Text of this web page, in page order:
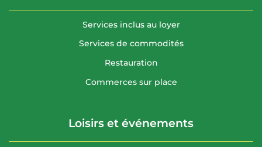
Services inclus au loyer
Services de commodités
Restauration
Commerces sur place
Loisirs et événements